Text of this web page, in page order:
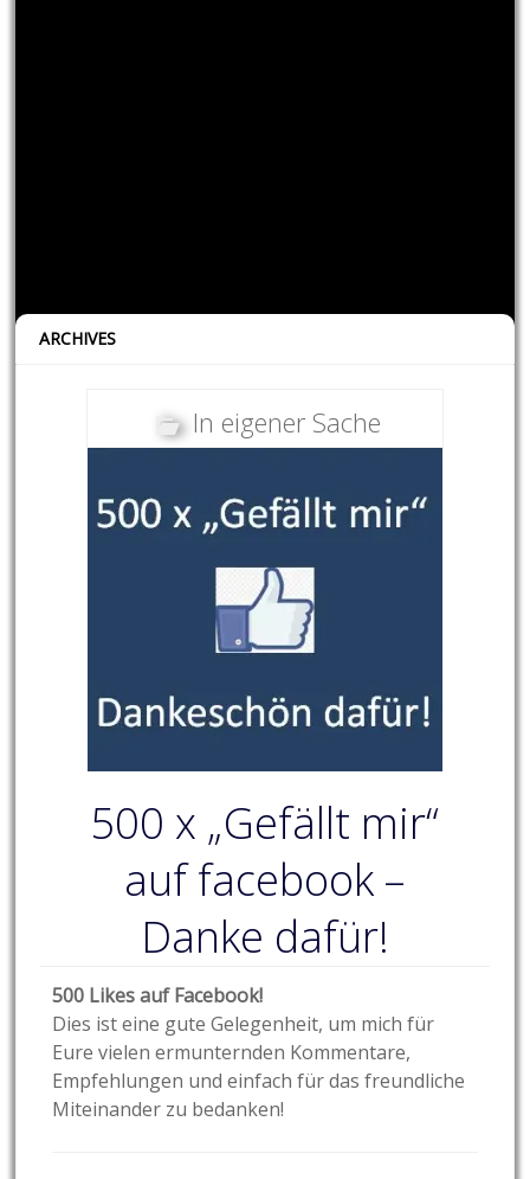
ARCHIVES
In eigener Sache
500 x „Gefällt mir“
auf facebook –
Danke dafür!
500 Likes auf Facebook!
Dies ist eine gute Gelegenheit, um mich für
Eure vielen ermunternden Kommentare,
Empfehlungen und einfach für das freundliche
Miteinander zu bedanken!